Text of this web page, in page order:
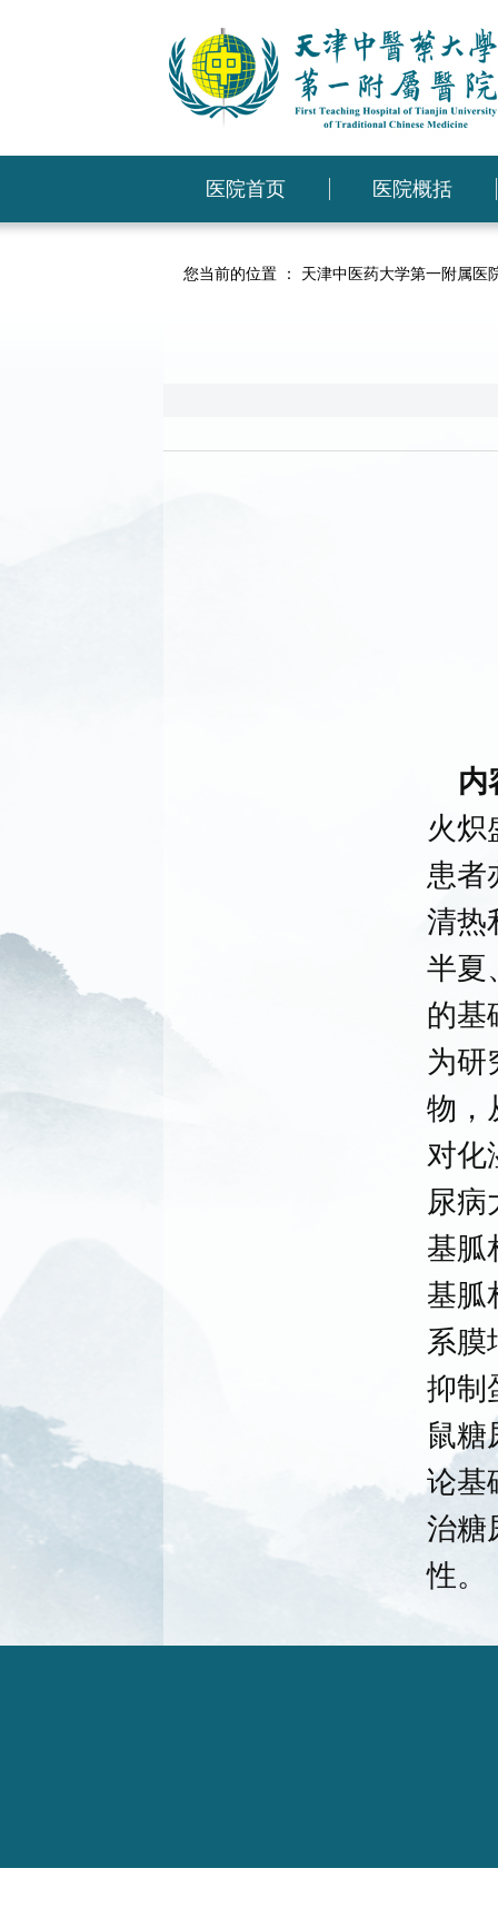
医院首页 医院概括
您当前的位置 ： 天津中医药大学第一附属医
内
火炽
患者
清热
半夏
的基
为研
物，
对化
尿病
基胍
基胍
系膜
抑制
鼠糖
论基
治糖
性。